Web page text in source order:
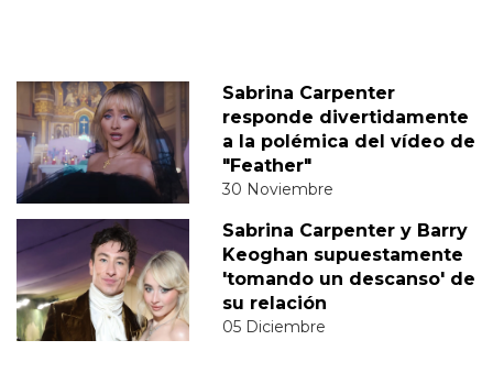
Sabrina Carpenter
responde divertidamente
a la polémica del vídeo de
"Feather"
30 Noviembre
Sabrina Carpenter y Barry
Keoghan supuestamente
'tomando un descanso' de
su relación
05 Diciembre